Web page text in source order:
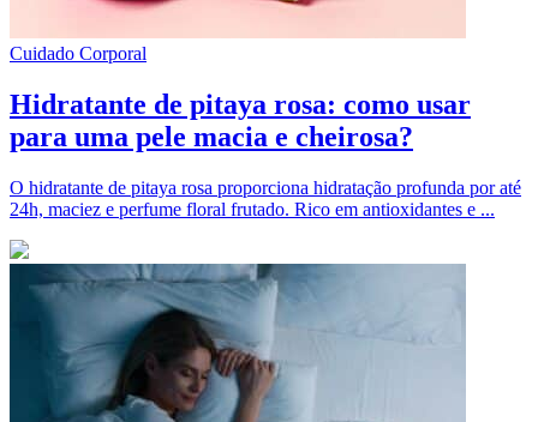
Cuidado Corporal
Hidratante de pitaya rosa: como usar
para uma pele macia e cheirosa?
O hidratante de pitaya rosa proporciona hidratação profunda por até
24h, maciez e perfume floral frutado. Rico em antioxidantes e ...